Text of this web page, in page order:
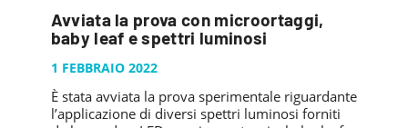
Avviata la prova con microortaggi,
baby leaf e spettri luminosi
1 FEBBRAIO 2022
È stata avviata la prova sperimentale riguardante
l’applicazione di diversi spettri luminosi forniti